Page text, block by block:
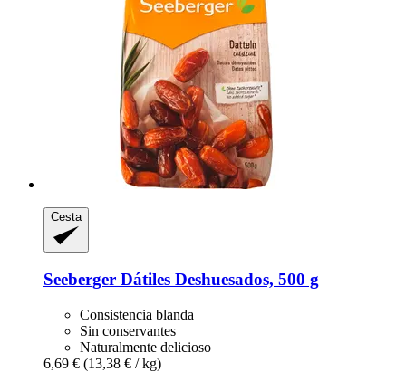
Cesta
Seeberger Dátiles Deshuesados, 500 g
Consistencia blanda
Sin conservantes
Naturalmente delicioso
6,69 € (13,38 € / kg)